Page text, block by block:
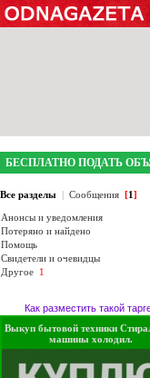
БЕСПЛАТНО ПОДАТЬ
Все разделы | Сообщения [1]
Анонсы и уведомления
Потеряно и найдено
Помощь
Свидетели и очевидцы
Другое 1
Как разместить такой
Выкуп бытовой техники
машины холодил.